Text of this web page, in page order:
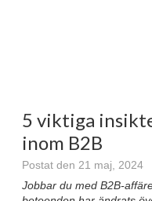
5 viktiga
inom B2B
Postat den 21 maj, 2024
Jobbar du med B2B-